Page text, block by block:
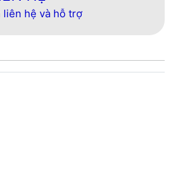
hệ và hỗ trợ